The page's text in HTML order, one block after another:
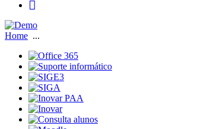
Home ...